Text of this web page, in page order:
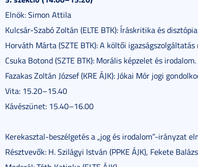
Elnök: Simon Attila
Kulcsár-Szabó Zoltán (ELTE BTK): Íráskritika és
Horváth Márta (SZTE BTK): A költői
Csuka Botond (SZTE BTK): Morális képzelet és
Fazakas Zoltán József (KRE ÁJK): Jókai Mór jogi
Vita: 15.20–15.40
Kávészünet: 15.40–16.00
Kerekasztal-beszélgetés a „jog és irodalom”-irányzat
Résztvevők: H. Szilágyi István (PPKE ÁJK), Fekete Balázs